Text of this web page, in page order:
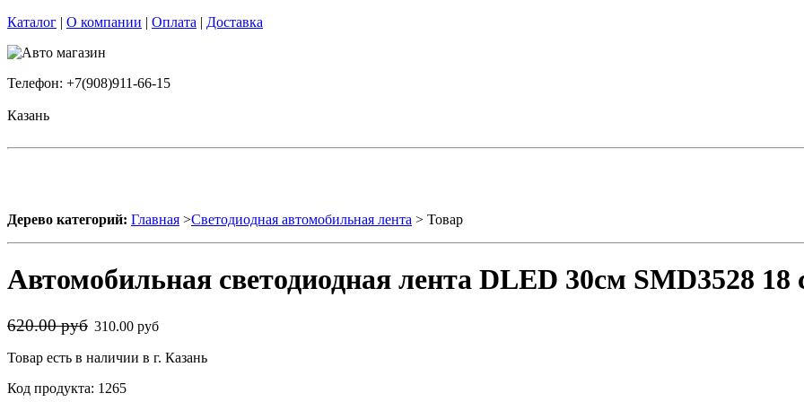
Каталог | О компании | Оплата | Доставка
Телефон: +7(908)911-66-15
Казань
Дерево категорий: Главная >Светодиодная автомобильная лента > Товар
Автомобильная светодиодная лента DLED 30см SMD3528 18
620.00 руб 310.00 руб
Товар есть в наличии в г. Казань
Код продукта: 1265